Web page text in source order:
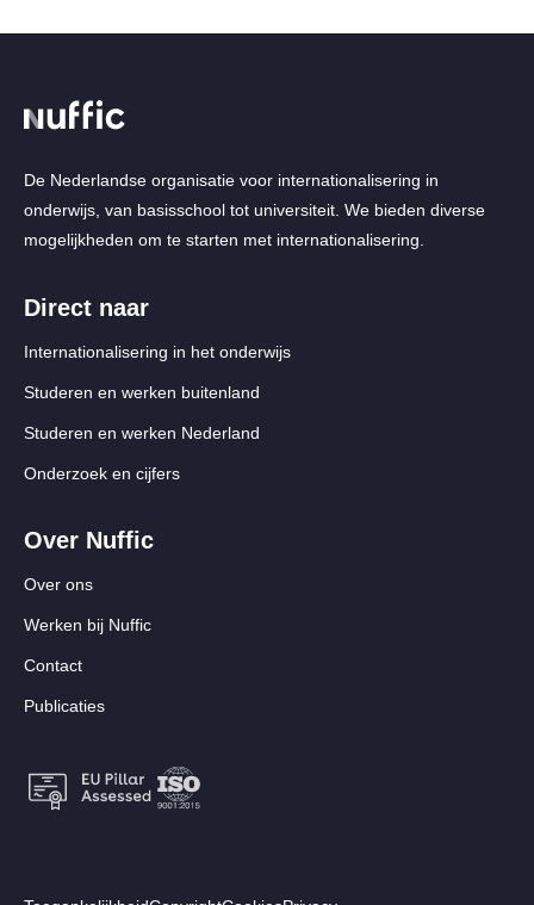
De Nederlandse organisatie voor internationalisering in
onderwijs, van basisschool tot universiteit. We bieden diverse
mogelijkheden om te starten met internationalisering.
Direct naar
Internationalisering in het onderwijs
Studeren en werken buitenland
Studeren en werken Nederland
Onderzoek en cijfers
Over Nuffic
Over ons
Werken bij Nuffic
Contact
Publicaties